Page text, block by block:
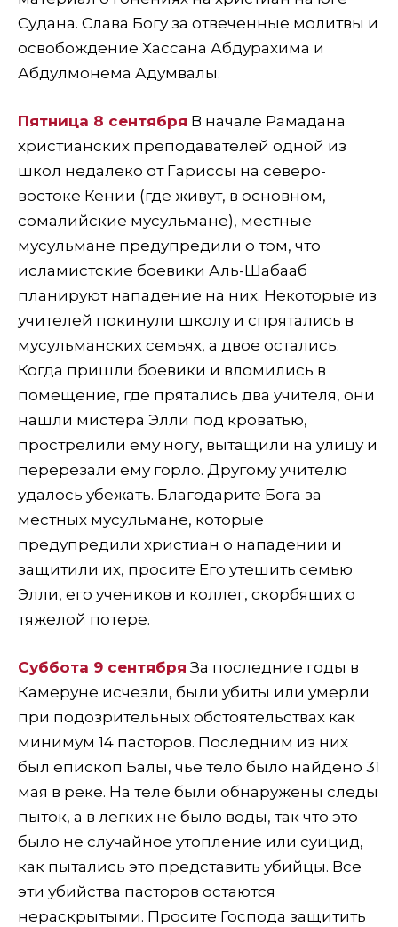
Судана. Слава Богу за отвеченные молитвы и
освобождение Хассана Абдурахима и
Абдулмонема Адумвалы.
Пятница 8 сентября В начале Рамадана
христианских преподавателей одной из
школ недалеко от Гариссы на северо-
востоке Кении (где живут, в основном,
сомалийские мусульмане), местные
мусульмане предупредили о том, что
исламистские боевики Аль-Шабааб
планируют нападение на них. Некоторые из
учителей покинули школу и спрятались в
мусульманских семьях, а двое остались.
Когда пришли боевики и вломились в
помещение, где прятались два учителя, они
нашли мистера Элли под кроватью,
прострелили ему ногу, вытащили на улицу и
перерезали ему горло. Другому учителю
удалось убежать. Благодарите Бога за
местных мусульмане, которые
предупредили христиан о нападении и
защитили их, просите Его утешить семью
Элли, его учеников и коллег, скорбящих о
тяжелой потере.
Суббота 9 сентября За последние годы в
Камеруне исчезли, были убиты или умерли
при подозрительных обстоятельствах как
минимум 14 пасторов. Последним из них
был епископ Балы, чье тело было найдено 31
мая в реке. На теле были обнаружены следы
пыток, а в легких не было воды, так что это
было не случайное утопление или суицид,
как пытались это представить убийцы. Все
эти убийства пасторов остаются
нераскрытыми. Просите Господа защитить